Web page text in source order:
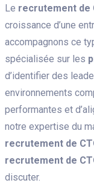
Le recrutement de
croissance d’une
accompagnons ce
spécialisée sur les
d’identifier des
environnements
performantes et
notre expertise du
recrutement de
recrutement de
discuter.